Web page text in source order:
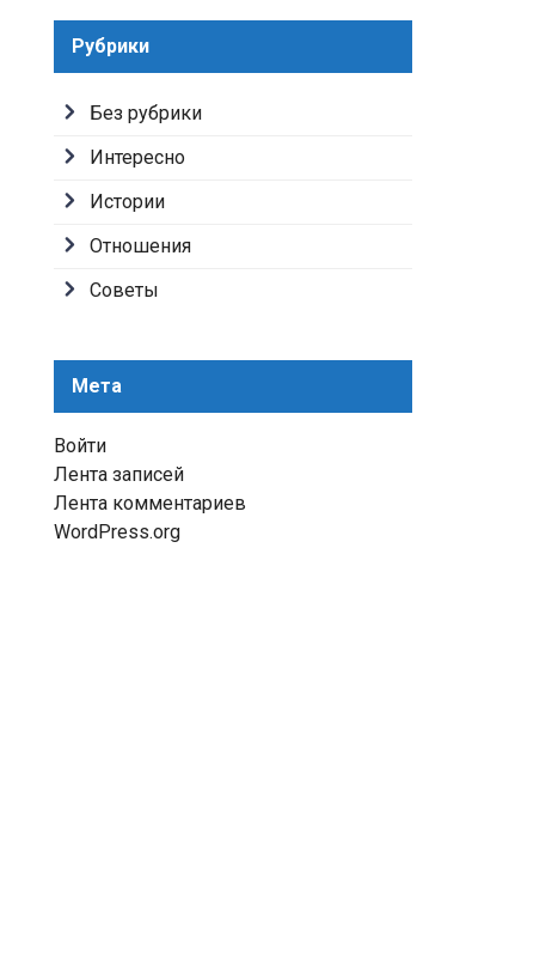
Рубрики
Без рубрики
Интересно
Истории
Отношения
Советы
Мета
Войти
Лента записей
Лента комментариев
WordPress.org